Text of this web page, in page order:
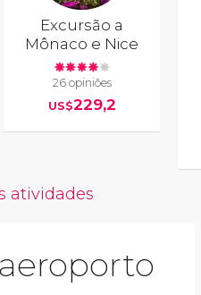
Excursão a
Mônaco e Nice
26 opiniões
US$229,2
atividades